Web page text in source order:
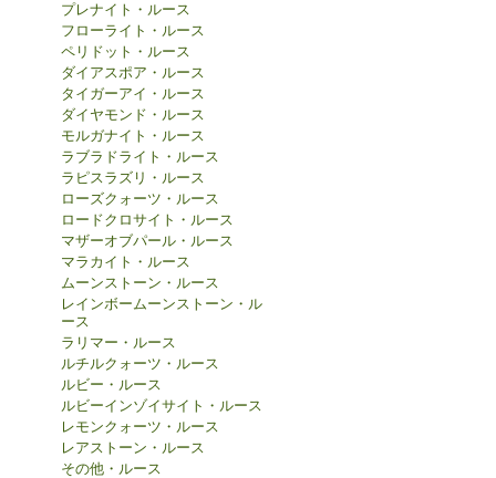
プレナイト・ルース
フローライト・ルース
ペリドット・ルース
ダイアスポア・ルース
タイガーアイ・ルース
ダイヤモンド・ルース
モルガナイト・ルース
ラブラドライト・ルース
ラピスラズリ・ルース
ローズクォーツ・ルース
ロードクロサイト・ルース
マザーオブパール・ルース
マラカイト・ルース
ムーンストーン・ルース
レインボームーンストーン・ル
ース
ラリマー・ルース
ルチルクォーツ・ルース
ルビー・ルース
ルビーインゾイサイト・ルース
レモンクォーツ・ルース
レアストーン・ルース
その他・ルース